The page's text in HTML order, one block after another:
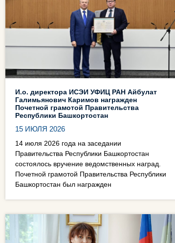
И.о. директора ИСЭИ УФИЦ РАН Айбулат
Галимьянович Каримов награжден
Почетной грамотой Правительства
Республики Башкортостан
15 ИЮЛЯ 2026
14 июля 2026 года на заседании
Правительства Республики Башкортостан
состоялось вручение ведомственных наград.
Почетной грамотой Правительства Республики
Башкортостан был награжден